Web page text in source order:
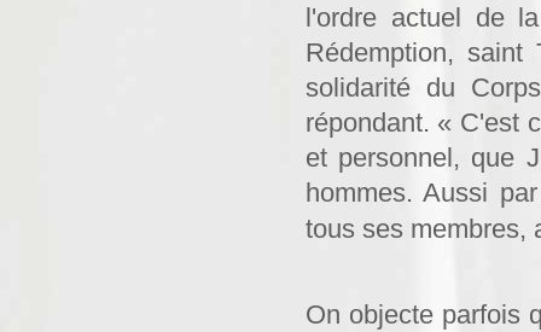
l'ordre actuel de
Rédemption,
solidarité du
répondant. « C'est
et personnel, que
hommes. Aussi
tous ses membres,
On objecte parfois